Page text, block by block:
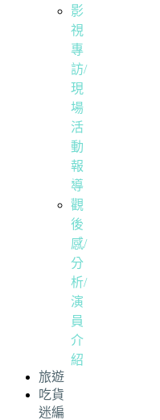
影
視
專
訪/
現
場
活
動
報
導
觀
後
感/
分
析/
演
員
介
紹
旅遊
吃貨
迷編